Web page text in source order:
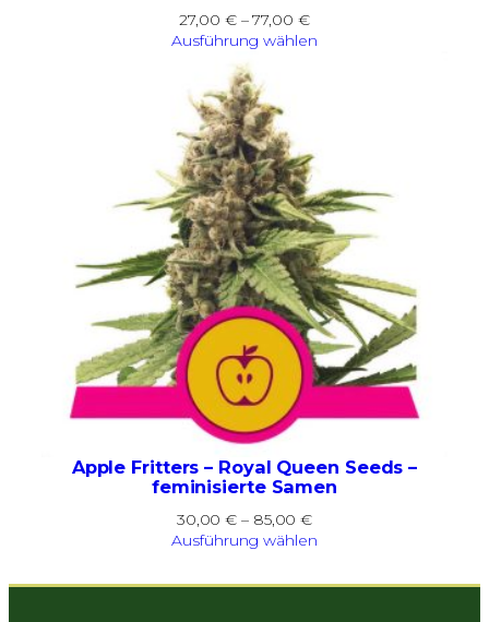
27,00 € –77,00 €Preisspanne:
27,00 €
Ausführung wählen
Apple Fritters – Royal Queen Seeds –
feminisierte Samen
30,00€ – 85,00€Preisspanne:
30,00 €
85,00 €
Ausführung wählen